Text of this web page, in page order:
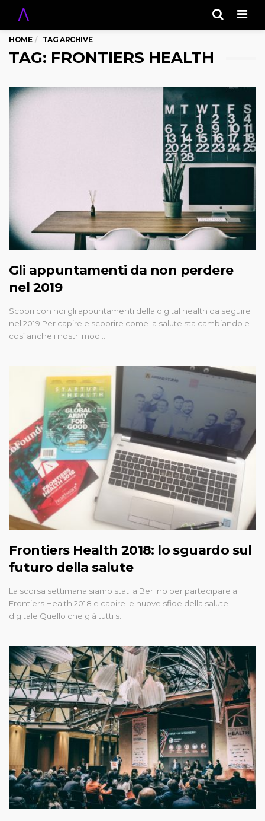
HOME TAG ARCHIVE
TAG: FRONTIERS HEALTH
Gli appuntamenti da non perdere
nel 2019
Scopri con noi gli appuntamenti della digital health da seguire
nel 2019 Per capire e scoprire come la salute sta cambiando e
così anche i nostri modi…
Frontiers Health 2018: lo sguardo sul
futuro della salute
La scorsa settimana siamo stati a Berlino per partecipare a
Frontiers Health 2018 e capire le nuove sfide della salute
digitale Quello che già tutti s…